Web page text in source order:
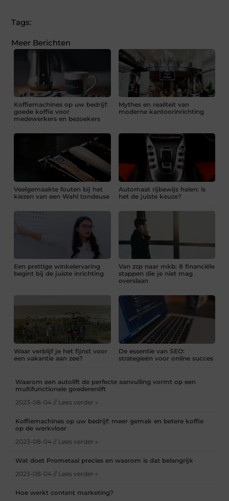
Tags:
Meer Berichten
Koffiemachines op uw bedrijf:
goede koffie voor
medewerkers en bezoekers
Mythes en realiteit van
moderne kantoorinrichting
Veelgemaakte fouten bij het
kiezen van een Wahl tondeuse
Automaat rijbewijs halen: is
het de juiste keuze?
Een prettige winkelervaring
begint bij de juiste inrichting
Van zzp naar mkb: 8 financiële
stappen die je niet mag
overslaan
Waar verblijf je het fijnst voor
een vakantie aan zee?
De essentie van SEO:
strategieën voor online succes
Waarom een autolift de perfecte aanvulling vormt op een
multifunctionele goederenlift
2023-08-04 // Lees verder »
Koffiemachines op uw bedrijf: meer gemak en betere koffie
op de werkvloer
2023-08-04 // Lees verder »
Wat doet Prometaal precies en waarom is dat belangrijk
2023-08-04 // Lees verder »
Hoe werkt content marketing?